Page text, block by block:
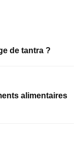
de tantra ?
alimentaires